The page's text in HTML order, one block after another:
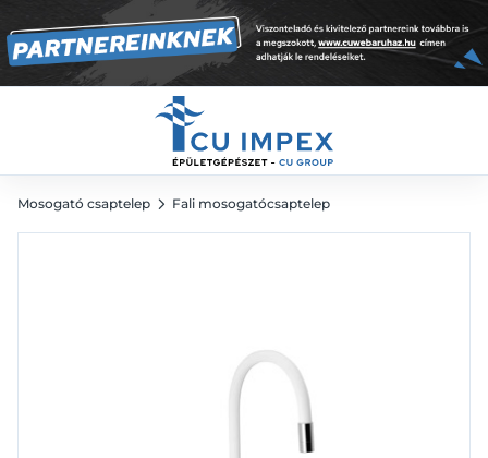
Mosogató csaptelep Fali mosogatócsaptelep
32 592 Ft